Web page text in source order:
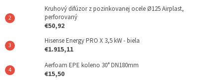
Kruhový difúzor z pozinkovanej ocele Ø125 Airplast,
perforovaný
€50,92
Hisense Energy PRO X 3,5 kW - biela
€1.915,11
Aerfoam EPE koleno 30° DN180mm
€15,50